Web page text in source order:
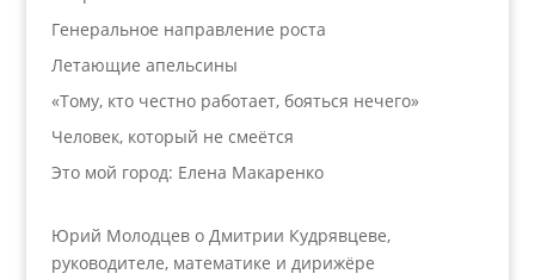
Генеральное направление роста
Летающие апельсины
«Тому, кто честно работает, бояться нечего»
Человек, который не смеётся
Это мой город: Елена Макаренко
Юрий Молодцев о Дмитрии Кудрявцеве,
руководителе, математике и дирижёре